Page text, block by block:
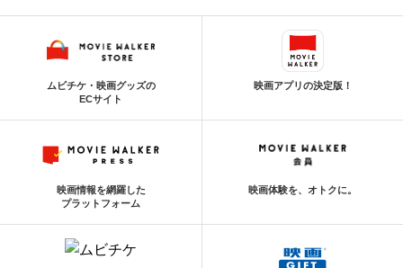
ムビチケ・映画グッズの
ECサイト
映画アプリの決定版！
映画情報を網羅した
プラットフォーム
映画体験を、オトクに。